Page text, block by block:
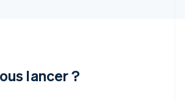
lancer ?